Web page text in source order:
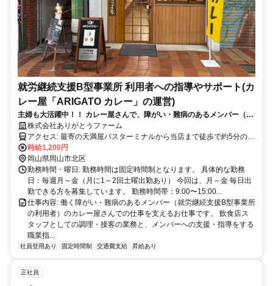
就労継続支援B型事業所 利用者への指導やサポート(カ
レー屋「ARIGATO カレー」の運営)
主婦も大活躍中！！ カレー屋さんで、障がい・難病のあるメンバー（就
労継続支援B型事業所の利用者）の仕事をサポートするお仕事です。
株式会社ありがとうファーム
アクセス: 最寄の天満屋バスターミナルから当店まで徒歩で約5分の距
離です。また、自転車やバイクでのアクセスも可能です。通勤に便利
な立地にありますので、ぜひご検討ください。
時給1,200円
岡山県岡山市北区
勤務時間・曜日: 勤務時間は固定時間制となります。 具体的な勤務
日：毎週月～金（月に1～2回土曜出勤あり） 今回は、月～金 毎日出
勤できる方を募集しています。 勤務時間帯：9:00〜15:00...
仕事内容: 働く障がい・難病のあるメンバー（就労継続支援B型事業所
の利用者）のカレー屋さんでの仕事を支えるお仕事です。 飲食店ス
タッフとしての調理・接客の業務と、メンバーへの支援・指導をする
職業指...
社員登用あり 固定時間制 交通費支給 昇給あり
正社員